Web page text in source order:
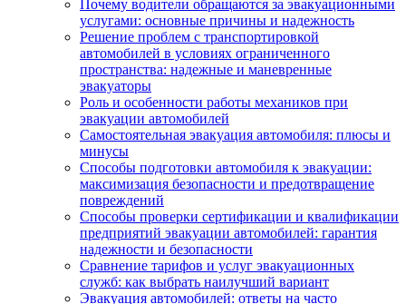
Почему водители обращаются за эвакуационными
услугами: основные причины и надежность
Решение проблем с транспортировкой
автомобилей в условиях ограниченного
пространства: надежные и маневренные
эвакуаторы
Роль и особенности работы механиков при
эвакуации автомобилей
Самостоятельная эвакуация автомобиля: плюсы и
минусы
Способы подготовки автомобиля к эвакуации:
максимизация безопасности и предотвращение
повреждений
Способы проверки сертификации и квалификации
предприятий эвакуации автомобилей: гарантия
надежности и безопасности
Сравнение тарифов и услуг эвакуационных
служб: как выбрать наилучший вариант
Эвакуация автомобилей: ответы на часто